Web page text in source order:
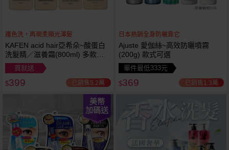
護色洗，再現柔順光澤髮
KAFEN acid hair亞希朵~酸蛋白
洗髮精／滋養霜(800ml) 多款可
選
買就送
$399 已銷售5.2萬
日本熱銷全身防曬靠它
Ajuste 愛伽絲~高效防曬噴霧
(200g) 款式可選
單件最低333元
$369 已銷售1.3萬
美幣
加碼送